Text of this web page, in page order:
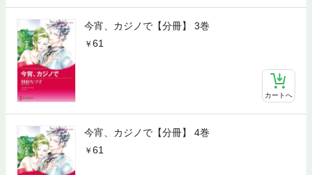
今宵、カジノで【分冊】 3巻
61
カートへ
今宵、カジノで【分冊】 4巻
61